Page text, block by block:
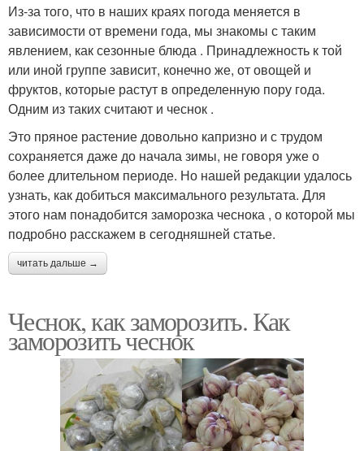
Из-за того, что в наших краях погода меняется в
зависимости от времени года, мы знакомы с таким
явлением, как сезонные блюда . Принадлежность к той
или иной группе зависит, конечно же, от овощей и
фруктов, которые растут в определенную пору года.
Одним из таких считают и чеснок .
Это пряное растение довольно капризно и с трудом
сохраняется даже до начала зимы, не говоря уже о
более длительном периоде. Но нашей редакции удалось
узнать, как добиться максимального результата. Для
этого нам понадобится заморозка чеснока , о которой мы
подробно расскажем в сегодняшней статье.
читать дальше →
Чеснок, как заморозить. Как
заморозить чеснок